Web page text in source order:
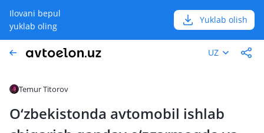
Ilovani bepul
yuklab oling
Yuklab olish
UZ
Temur Titorov
O‘zbekistonda avtomobil ishlab